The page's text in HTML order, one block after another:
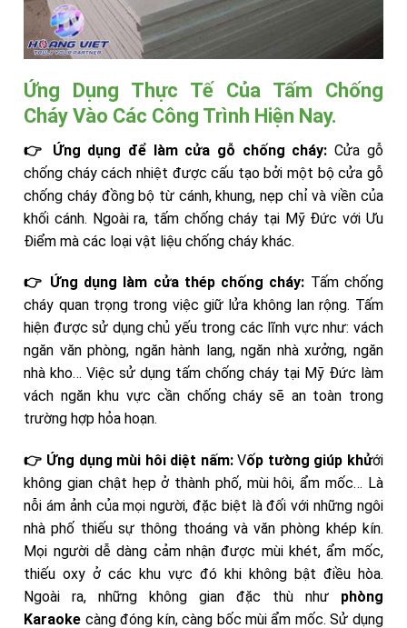
Ứng Dụng Thực Tế Của Tấm Chống
Cháy Vào Các Công Trình Hiện Nay.
👉 Ứng dụng để làm cửa gỗ chống cháy: Cửa gỗ
chống cháy cách nhiệt được cấu tạo bởi một bộ cửa gỗ
chống cháy đồng bộ từ cánh, khung, nẹp chỉ và viền của
khối cánh. Ngoài ra, tấm chống cháy tại Mỹ Đức với Ưu
Điểm mà các loại vật liệu chống cháy khác.
👉 Ứng dụng làm cửa thép chống cháy: Tấm chống
cháy quan trọng trong việc giữ lửa không lan rộng. Tấm
hiện được sử dụng chủ yếu trong các lĩnh vực như: vách
ngăn văn phòng, ngăn hành lang, ngăn nhà xưởng, ngăn
nhà kho… Việc sử dụng tấm chống cháy tại Mỹ Đức làm
vách ngăn khu vực cần chống cháy sẽ an toàn trong
trường hợp hỏa hoạn.
👉 Ứng dụng mùi hôi diệt nấm:Vốp tường giúp khửới
không gian chật hẹp ở thành phố, mùi hôi, ẩm mốc… Là
nỗi ám ảnh của mọi người, đặc biệt là đối với những ngôi
nhà phố thiếu sự thông thoáng và văn phòng khép kín.
Mọi người dễ dàng cảm nhận được mùi khét, ẩm mốc,
thiếu oxy ở các khu vực đó khi không bật điều hòa.
Ngoài ra, những không gian đặc thù như phòng
Karaoke càng đóng kín, càng bốc mùi ẩm mốc. Sử dụng